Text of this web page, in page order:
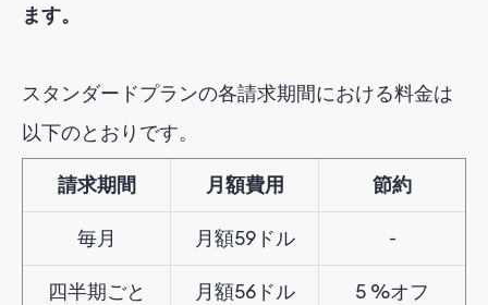
ます。
スタンダードプランの各請求期間における料金は
以下のとおりです。
請求期間 月額費用 節約
毎月 月額59ドル -
四半期ごと 月額56ドル 5 %オフ